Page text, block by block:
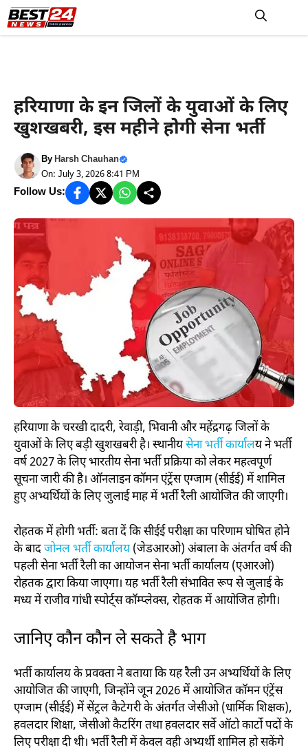
Skip
to
हरियाणा के इन जिलों के युवाओं के लिए
खुशखबरी, इस महीने होेगी सेना भर्ती
ByHarsh Chauhan
On: July 3, 2026 8:41 PM
Follow Us:
हरियाणा के चरखी दादरी, रेवाड़ी, भिवानी और महेंद्रगढ़ जिलों के
युवाओं के लिए बड़ी खुशखबरी है। स्थानीयसेना भर्ती कार्यालय ने भर्ती
वर्ष 2027 के लिए भारतीय सेना भर्ती प्रक्रिया को लेकर महत्वपूर्ण
सूचना जारी की है। ऑनलाइन कॉमन एंट्रेंस एग्जाम (सीईई) में शामिल
हुए अभ्यर्थियों के लिए जुलाई माह में भर्ती रैली आयोजित की जाएगी।
रोहतक में होगी भर्ती: बता दें कि सीईई परीक्षा का परिणाम घोषित होने
के बादजोनल भर्ती कार्यालय(जेडआरओ) अंबाला के अंतर्गत वर्ष की
पहली सेना भर्ती रैली का आयोजन सेना भर्ती कार्यालय (एआरओ)
रोहतक द्वारा किया जाएगा। यह भर्ती रैली संभावित रूप से जुलाई के
मध्य में राजीव गांधी स्पोर्ट्स कॉम्प्लेक्स, रोहतक में आयोजित होगी।
जानिए कौन कौन ले सकते है भाग
भर्ती कार्यालय के प्रवक्ता ने बताया कि यह रैली उन अभ्यर्थियों के लिए
आयोजित की जाएगी, जिन्होंने जून 2026 में आयोजित कॉमन एंट्रेंस
एग्जाम (सीईई) में सेंट्रल कैटेगरी के अंतर्गत जेसीओ (धार्मिक शिक्षक),
हवलदार शिक्षा, जेसीओ कैटरिंग तथा हवलदार सर्वे ऑटो कार्टो पदों के
लिए परीक्षा दी थी। भर्ती रैली में केवल वही अभ्यर्थी शामिल हो सकेंगे